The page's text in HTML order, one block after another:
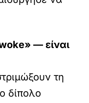
— είναι
τη
δίπολο